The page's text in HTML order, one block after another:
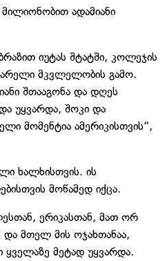
ადამიანი
იუტას შტატში, კოლეჯის
მკვლელობის გამო.
შთააგონა და დღეს
უყვარდა, შოკი და
მომენტია ამერიკისთვის“,
ხალხისთვის. ის
მოწამედ იქცა.
ერიკასთან, მათ ორ
მთელ მის ოჯახთანაა,
მეტად უყვარდა.